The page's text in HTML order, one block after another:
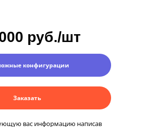
руб./шт
конфигурации
Заказать
вас информацию написав